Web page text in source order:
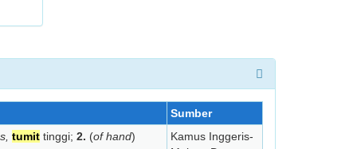
Sumber
tumit tinggi; 2. (of hand)
Kamus Inggeris-